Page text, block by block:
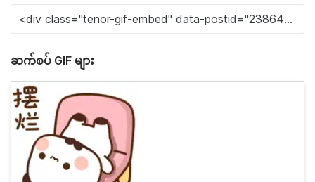
ဆက်စပ် GIF များ